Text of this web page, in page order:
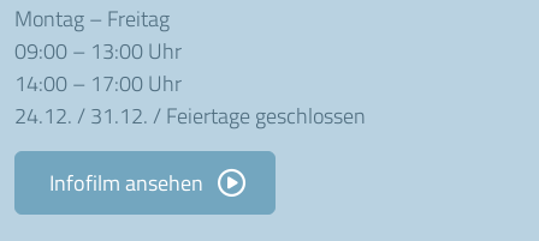
Montag – Freitag
09:00 – 13:00 Uhr
14:00 – 17:00 Uhr
24.12. / 31.12. / Feiertage geschlossen
Infofilm ansehen